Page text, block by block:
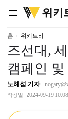
menu
위
키
리
위키
홈 위키트리
조선대,
캠페인
노해섭 기자
작성일 2024-09-19 10:08